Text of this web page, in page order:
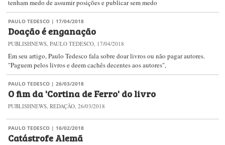
tenham medo de assumir posições e publicar sem medo
PAULO TEDESCO | 17/04/2018
Doação é enganação
PUBLISHNEWS, PAULO TEDESCO, 17/04/2018
Em seu artigo, Paulo Tedesco fala sobre doar livros ou não pagar autores.
"Paguem pelos livros e deem cachês decentes aos autores",
PAULO TEDESCO | 26/03/2018
O fim da 'Cortina de Ferro' do livro
PUBLISHNEWS, REDAÇÃO, 26/03/2018
PAULO TEDESCO | 16/02/2018
Catástrofe Alemã